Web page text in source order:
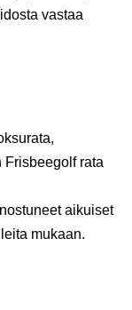
vastaa
Frisbeegolf rata
aikuiset
mukaan.